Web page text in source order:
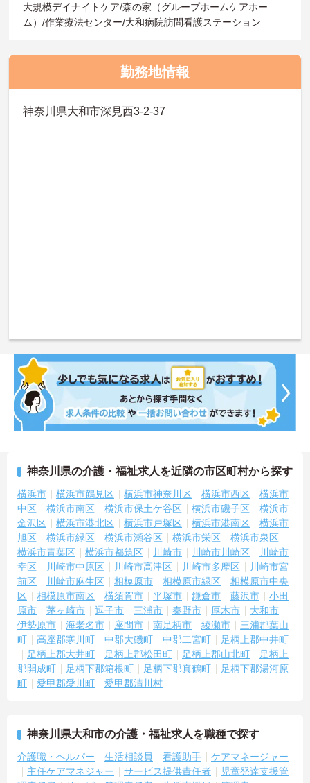
大規模デイナイトケア/森の家（グループホームケアホー
ム）/作業療法センター/大和病院訪問看護ステーション
勤務地情報
神奈川県大和市深見西3-2-37
神奈川県の介護・福祉求人を近隣の市区町村から探す
横浜市 横浜市鶴見区 横浜市神奈川区 横浜市西区
横浜市
中区
横浜市南区 横浜市保土ケ谷区 横浜市磯子区
横浜市
金沢区
横浜市港北区 横浜市戸塚区 横浜市港南区
横浜市
旭区
横浜市緑区 横浜市瀬谷区 横浜市栄区
横浜市泉区
横浜市青葉区
横浜市都筑区 川崎市 川崎市川崎区
川崎市
幸区
川崎市中原区 川崎市高津区 川崎市多摩区
川崎市宮
前区
川崎市麻生区 相模原市 相模原市緑区
相模原市中央
区
相模原市南区 横須賀市 平塚市 鎌倉市 藤沢市
小田
原市
茅ヶ崎市 逗子市 三浦市 秦野市 厚木市
大和市
伊勢原市
海老名市 座間市 南足柄市 綾瀬市
三浦郡葉山
町
高座郡寒川町 中郡大磯町 中郡二宮町
足柄上郡中井町
足柄上郡大井町
足柄上郡松田町 足柄上郡山北町
足柄上
郡開成町
足柄下郡箱根町 足柄下郡真鶴町
足柄下郡湯河原
町
愛甲郡愛川町 愛甲郡清川村
神奈川県大和市の介護・福祉求人を職種で探す
介護職・ヘルパー 生活相談員 看護助手
ケアマネージャー
主任ケアマネジャー
サービス提供責任者
児童発達支援管